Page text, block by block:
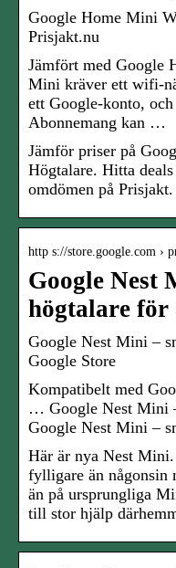
Google Home Mini
Prisjakt.nu
Jämfört med Google
Mini kräver ett wifi-
ett Google-konto,
Abonnemang kan …
Jämför priser på
Högtalare. Hitta
omdömen på Prisjakt.
http s://store.google.com ›
Google Nest
högtalare
Google Nest Mini –
Google Store
Kompatibelt med
… Google Nest Mini
Google Nest Mini –
Här är nya Nest
fylligare än någonsin
än på ursprungliga
till stor hjälp